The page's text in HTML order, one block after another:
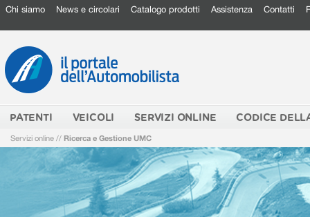
Chi siamo News e circolari Catalogo prodotti Assistenza Contatti
PATENTI VEICOLI SERVIZI ONLINE CODICE
Servizi online // Ricerca e Gestione UMC